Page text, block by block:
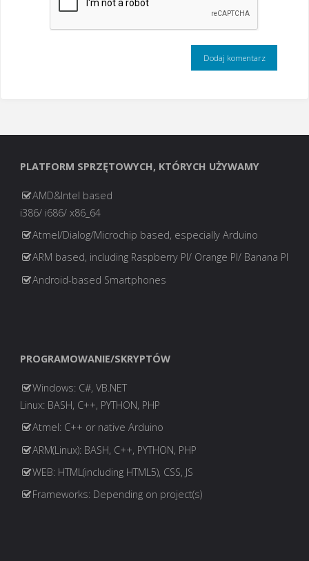
PLATFORM SPRZĘTOWYCH, KTÓRYCH UŻYWAMY
AMD&Intel based
i386/ i686/ x86_64
Atmel/Dialog/Microchip based, especially Arduino
ARM based, including Raspberry PI/ Orange PI/ Banana PI
Android-based Smartphones
PROGRAMOWANIE/SKRYPTÓW
Windows: C#, VB.NET
Linux: BASH, C++, PYTHON, PHP
Atmel: C++ or native Arduino
ARM(Linux): BASH, C++, PYTHON, PHP
WEB: HTML(including HTML5), CSS, JS
Frameworks: Depending on project(s)